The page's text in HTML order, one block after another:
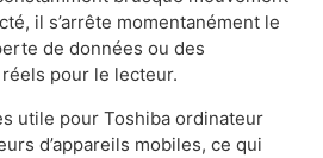
il s’arrête momentanément le
de données ou des
pour le lecteur.
utile pour Toshiba ordinateur
d’appareils mobiles, ce qui